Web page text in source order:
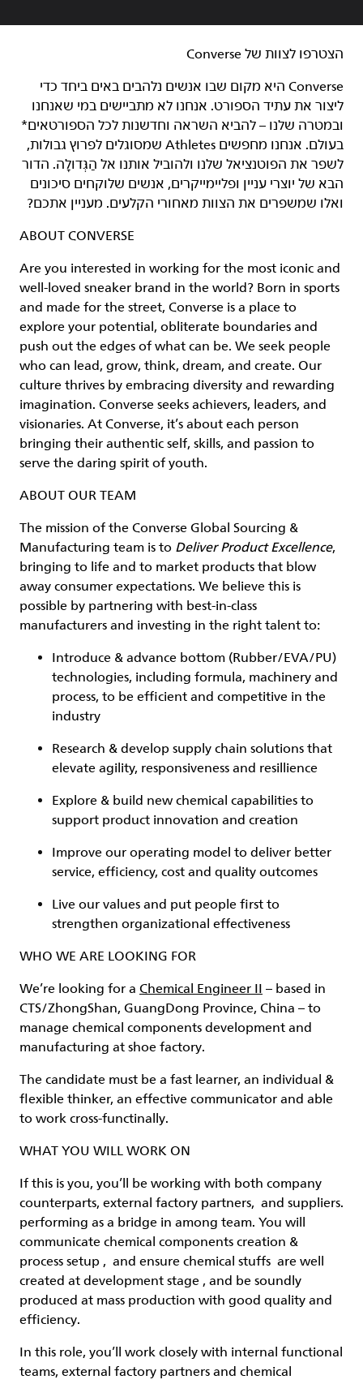
הצטרפו לצוות של Converse‏
Converse היא מקום שבו אנשים נלהבים באים ביחד כדי
ליצור את עתיד הספורט. אנחנו לא מתביישים במי שאנחנו
ובמטרה שלנו – להביא השראה וחדשנות לכל הספורטאים*
בעולם. אנחנו מחפשים Athletes שמסוגלים לפרוץ גבולות,
לשפר את הפוטנציאל שלנו ולהוביל אותנו אל הַגְּדוּלָה. הדור
הבא של יוצרי עניין ופליימייקרים, אנשים שלוקחים סיכונים
ואלו שמשפרים את הצוות מאחורי הקלעים. מעניין אתכם?
ABOUT CONVERSE
Are you interested in working for the most iconic and
well-loved sneaker brand in the world? Born in sports
and made for the street, Converse is a place to
explore your potential, obliterate boundaries and
push out the edges of what can be. We seek people
who can lead, grow, think, dream, and create. Our
culture thrives by embracing diversity and rewarding
imagination. Converse seeks achievers, leaders, and
visionaries. At Converse, it’s about each person
bringing their authentic self, skills, and passion to
serve the daring spirit of youth.
ABOUT OUR TEAM
The mission of the Converse Global Sourcing &
Manufacturing team is to Deliver Product Excellence,
bringing to life and to market products that blow
away consumer expectations. We believe this is
possible by partnering with best-in-class
manufacturers and investing in the right talent to:
Introduce & advance bottom (Rubber/EVA/PU)
technologies, including formula, machinery and
process, to be efficient and competitive in the
industry
Research & develop supply chain solutions that
elevate agility, responsiveness and resillience
Explore & build new chemical capabilities to
support product innovation and creation
Improve our operating model to deliver better
service, efficiency, cost and quality outcomes
Live our values and put people first to
strengthen organizational effectiveness
WHO WE ARE LOOKING FOR
We’re looking for a Chemical Engineer II – based in
CTS/ZhongShan, GuangDong Province, China – to
manage chemical components development and
manufacturing at shoe factory.
The candidate must be a fast learner, an individual &
flexible thinker, an effective communicator and able
to work cross-functinally.
WHAT YOU WILL WORK ON
If this is you, you’ll be working with both company
counterparts, external factory partners, and suppliers.
performing as a bridge in among team. You will
communicate chemical components creation &
process setup , and ensure chemical stuffs are well
created at development stage , and be soundly
produced at mass production with good quality and
efficiency.
In this role, you’ll work closely with internal functional
teams, external factory partners and chemical